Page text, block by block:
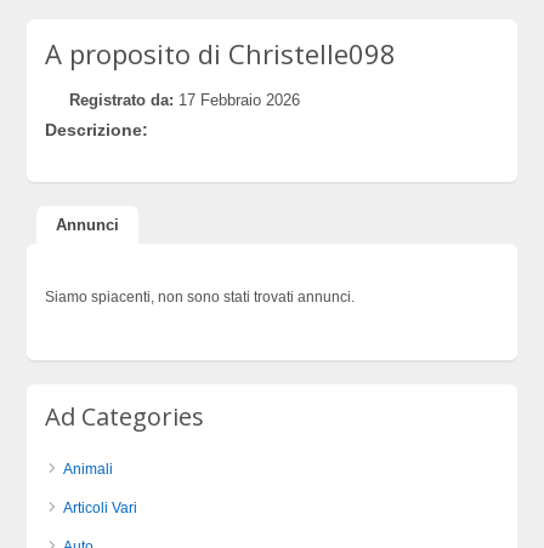
A proposito di Christelle098
Registrato da: 17 Febbraio 2026
Descrizione:
Annunci
Siamo spiacenti, non sono stati trovati annunci.
Ad Categories
Animali
Articoli Vari